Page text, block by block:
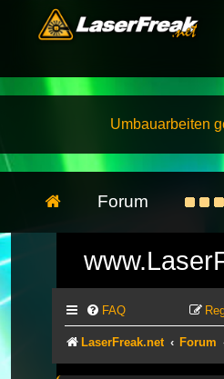
Umbauarbeiten
Forum
FAQ
LaserFreak.net Forum